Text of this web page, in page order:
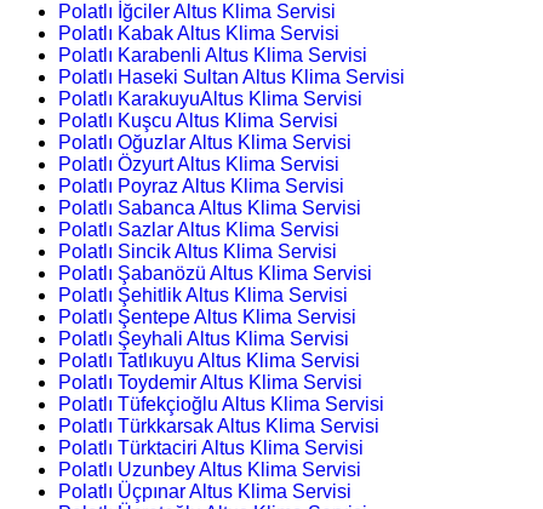
Polatlı İğciler Altus Klima Servisi
Polatlı Kabak Altus Klima Servisi
Polatlı Karabenli Altus Klima Servisi
Polatlı Haseki Sultan Altus Klima Servisi
Polatlı KarakuyuAltus Klima Servisi
Polatlı Kuşcu Altus Klima Servisi
Polatlı Oğuzlar Altus Klima Servisi
Polatlı Özyurt Altus Klima Servisi
Polatlı Poyraz Altus Klima Servisi
Polatlı Sabanca Altus Klima Servisi
Polatlı Sazlar Altus Klima Servisi
Polatlı Sincik Altus Klima Servisi
Polatlı Şabanözü Altus Klima Servisi
Polatlı Şehitlik Altus Klima Servisi
Polatlı Şentepe Altus Klima Servisi
Polatlı Şeyhali Altus Klima Servisi
Polatlı Tatlıkuyu Altus Klima Servisi
Polatlı Toydemir Altus Klima Servisi
Polatlı Tüfekçioğlu Altus Klima Servisi
Polatlı Türkkarsak Altus Klima Servisi
Polatlı Türktaciri Altus Klima Servisi
Polatlı Uzunbey Altus Klima Servisi
Polatlı Üçpınar Altus Klima Servisi